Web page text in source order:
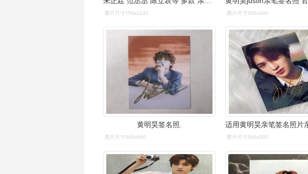
图片尺寸750x1141 图片尺寸300x300
黄明昊签名照.
图片尺寸960x960 图片尺寸300x300